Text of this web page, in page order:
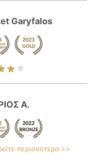
Garyfalos
Α.
περισσότερα >>